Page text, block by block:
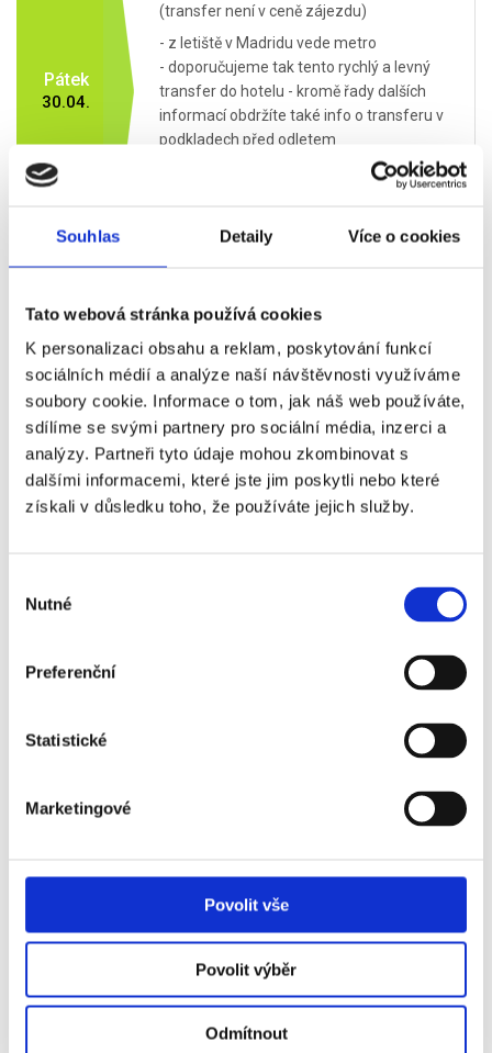
Souhlas Detaily Více o cookies
Tato webová stránka používá cookies
K personalizaci obsahu a reklam, poskytování funkcí
sociálních médií a analýze naší návštěvnosti využíváme
soubory cookie. Informace o tom, jak náš web používáte,
sdílíme se svými partnery pro sociální média, inzerci a
analýzy. Partneři tyto údaje mohou zkombinovat s
dalšími informacemi, které jste jim poskytli nebo které
získali v důsledku toho, že používáte jejich služby.
souhlasu
Nutné
Preferenční
Statistické
Marketingové
Povolit vše
Povolit výběr
Odmítnout
Pátek
30.04.
(transfer není v ceně zájezdu)
- z letiště v Madridu vede metro
- doporučujeme tak tento rychlý a levný
transfer do hotelu - kromě řady dalších
informací obdržíte také info o transferu v
podkladech před odletem
prohlídku Madridu a jeho nejzajímavějších
Muzeum Královny Sofie,
Sobota
01.05.
- snídaně
- individuální přesun k tenisovému areálu
Caja Mágica- zápasy začínají v 14:00
-hlavní program dne:14:00 - finále ženské
dvouhry a mužské čtyřhry (možnost
doobjednat vstupenky vyšší kategorie)
Název Dostupnost Příplatek
Madrid
Ano